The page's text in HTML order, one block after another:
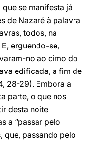
que se manifesta já
de Nazaré à palavra
todos, na
erguendo-se,
no ao cimo do
edificada, a fim de
28-29). Embora a
parte, o que nos
desta noite
a “passar pelo
que, passando pelo